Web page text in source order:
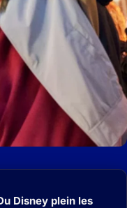
Disney plein les